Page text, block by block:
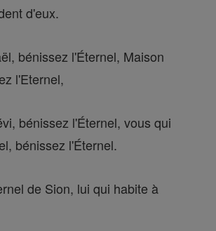
d'eux.
bénissez l'Éternel, Maison
l'Eternel,
bénissez l'Éternel, vous qui
bénissez l'Éternel.
de Sion, lui qui habite à